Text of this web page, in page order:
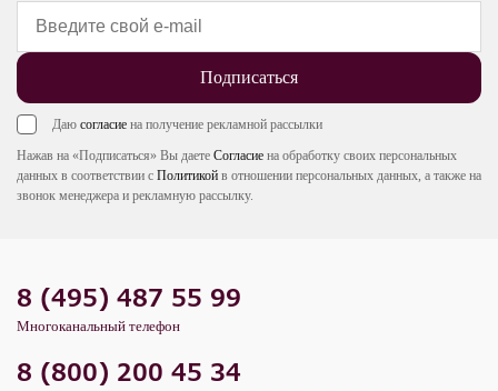
Подписаться
Даю согласие на получение рекламной рассылки
Нажав на «Подписаться» Вы даете Согласие на обработку своих персональных
данных в соответствии с Политикой в отношении персональных данных, а также на
звонок менеджера и рекламную рассылку.
8 (495) 487 55 99
Многоканальный телефон
8 (800) 200 45 34